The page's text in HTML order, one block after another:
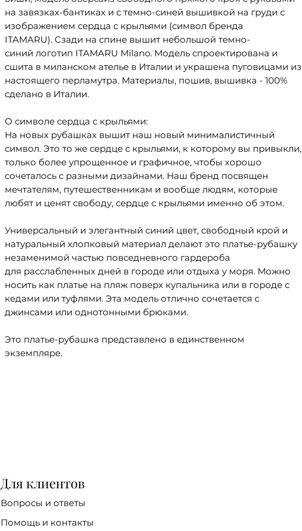
на завязках-бантиках и с темно-синей вышивкой на груди с
изображением сердца с крыльями (символ бренда
ITAMARU). Сзади на спине вышит небольшой темно-
синий логотип ITAMARU Milano. Модель спроектирована и
сшита в миланском ателье в Италии и украшена пуговицами из
настоящего перламутра. Материалы, пошив, вышивка - 100%
сделано в Италии.
О символе сердца с крыльями:
На новых рубашках вышит наш новый минималистичный
символ. Это то же сердце с крыльями, к которому вы привыкли,
только более упрощенное и графичное, чтобы хорошо
сочеталось с разными дизайнами. Наш бренд посвящен
мечтателям, путешественникам и вообще людям, которые
любят и ценят свободу, сердце с крыльями именно об этом.
Универсальный и элегантный синий цвет, свободный крой и
натуральный хлопковый материал делают это платье-рубашку
незаменимой частью повседневного гардероба
для расслабленных дней в городе или отдыха у моря. Можно
носить как платье на пляж поверх купальника или в городе с
кедами или туфлями. Эта модель отлично сочетается с
джинсами или однотонными брюками.
Это платье-рубашка представлено в единственном
экземпляре.
Для клиентов
Вопросы и ответы
Помощь и контакты